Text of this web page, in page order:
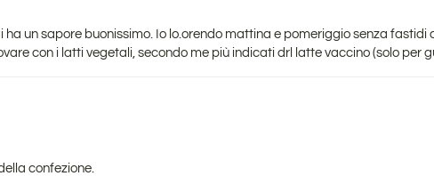
un sapore buonissimo. Io lo.orendo mattina e pomeriggio senza fastidi
con i latti vegetali, secondo me più indicati drl latte vaccino (solo per
confezione.